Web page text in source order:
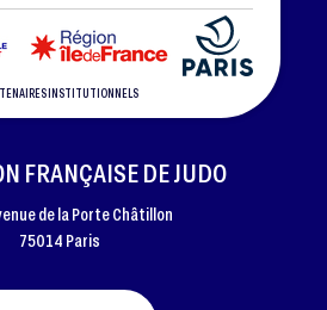
INSTITUTIONNELS
FRANÇAISE DE JUDO
de la Porte Châtillon
75014 Paris